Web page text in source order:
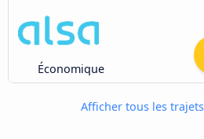
Économique
Afficher tous les